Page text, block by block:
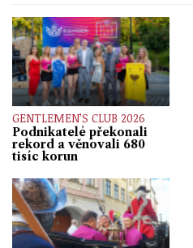
GENTLEMEN’S CLUB 2026
Podnikatelé překonali
rekord a věnovali 680
tisíc korun